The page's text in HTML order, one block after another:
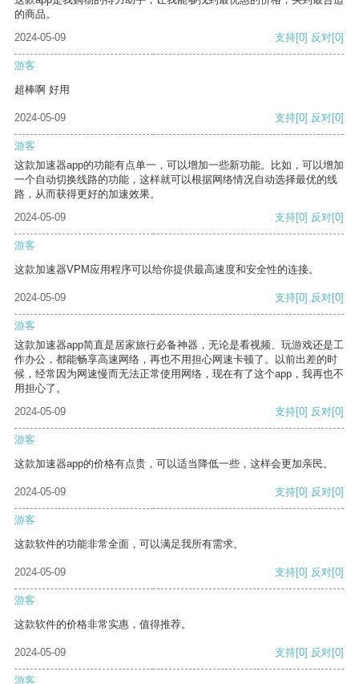
的商品。
2024-05-09
支持[0] 反对[0]
游客
超棒啊 好用
2024-05-09 支持[0] 反对[0]
游客
这款加速器app的功能有点单一，可以增加一些新功能。比如，可以增加
一个自动切换线路的功能，这样就可以根据网络情况自动选择最优的线
路，从而获得更好的加速效果。
2024-05-09
支持[0] 反对[0]
游客
这款加速器VPM应用程序可以给你提供最高速度和安全性的连接。
2024-05-09 支持[0] 反对[0]
游客
这款加速器app简直是居家旅行必备神器，无论是看视频、玩游戏还是工
作办公，都能畅享高速网络，再也不用担心网速卡顿了。以前出差的时
候，经常因为网速慢而无法正常使用网络，现在有了这个app，我再也不
用担心了。
2024-05-09
支持[0] 反对[0]
游客
这款加速器app的价格有点贵，可以适当降低一些，这样会更加亲民。
2024-05-09 支持[0] 反对[0]
游客
这款软件的功能非常全面，可以满足我所有需求。
2024-05-09 支持[0] 反对[0]
游客
这款软件的价格非常实惠，值得推荐。
2024-05-09 支持[0] 反对[0]
游客